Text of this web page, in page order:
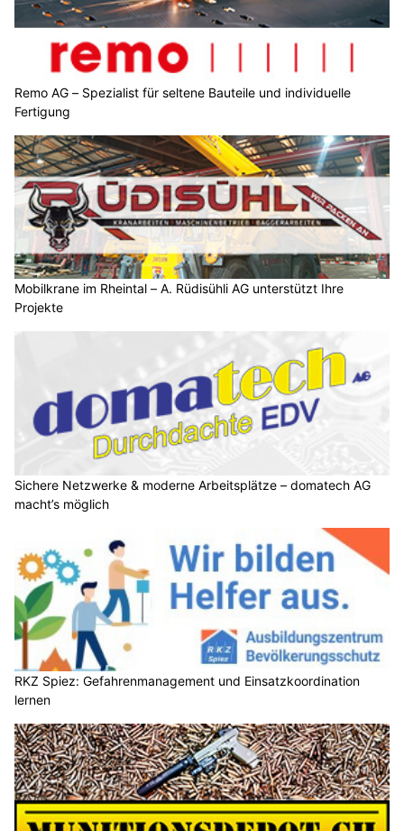
Remo AG – Spezialist für seltene Bauteile und individuelle
Fertigung
Mobilkrane im Rheintal – A. Rüdisühli AG unterstützt Ihre
Projekte
Sichere Netzwerke & moderne Arbeitsplätze – domatech AG
macht’s möglich
RKZ Spiez: Gefahrenmanagement und Einsatzkoordination
lernen